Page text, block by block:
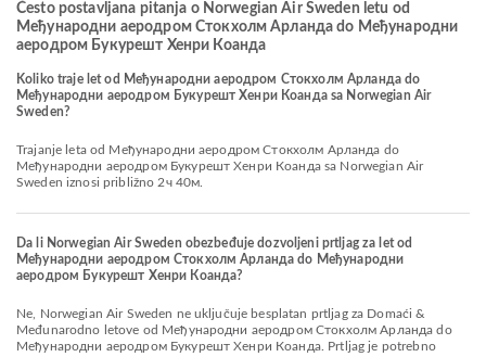
Često postavljana pitanja o Norwegian Air Sweden letu od
Међународни аеродром Стокхолм Арланда do Међународни
аеродром Букурешт Хенри Коанда
Koliko traje let od Међународни аеродром Стокхолм Арланда do
Међународни аеродром Букурешт Хенри Коанда sa Norwegian Air
Sweden?
Trajanje leta od Међународни аеродром Стокхолм Арланда do
Међународни аеродром Букурешт Хенри Коанда sa Norwegian Air
Sweden iznosi približno 2ч 40м.
Da li Norwegian Air Sweden obezbeđuje dozvoljeni prtljag za let od
Међународни аеродром Стокхолм Арланда do Међународни
аеродром Букурешт Хенри Коанда?
Ne, Norwegian Air Sweden ne uključuje besplatan prtljag za Domaći &
Međunarodno letove od Међународни аеродром Стокхолм Арланда do
Међународни аеродром Букурешт Хенри Коанда. Prtljag je potrebno